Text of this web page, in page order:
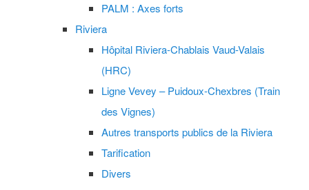
PALM : Axes forts
Riviera
Hôpital Riviera-Chablais Vaud-Valais
(HRC)
Ligne Vevey – Puidoux-Chexbres (Train
des Vignes)
Autres transports publics de la Riviera
Tarification
Divers